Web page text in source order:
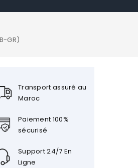
GR)
Transport assuré au
Maroc
Paiement 100%
sécurisé
Support 24/7 En
Ligne